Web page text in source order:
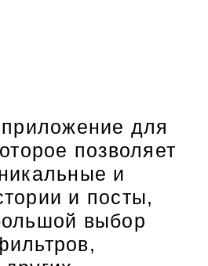
для
позволяет
и
и посты,
выбор